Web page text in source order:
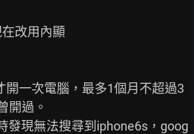
改用內顯
開一次電腦，最多1個月不超過3
開過。
發現無法搜尋到iphone6s，goog